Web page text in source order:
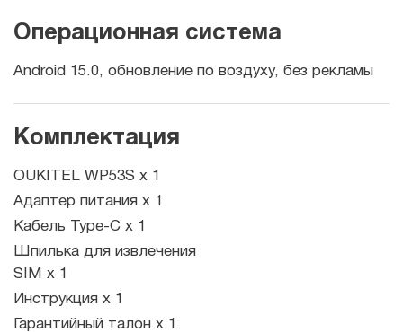
Операционная система
Android 15.0, обновление по воздуху, без рекламы
Комплектация
OUKITEL WP53S x 1
Адаптер питания x 1
Кабель Type-C x 1
Шпилька для извлечения
SIM x 1
Инструкция x 1
Гарантийный талон x 1